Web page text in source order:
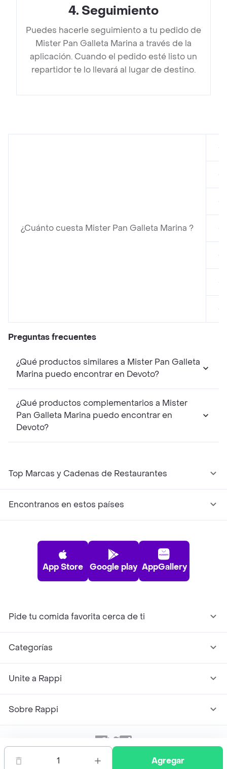
1 Agregar
4. Seguimiento
Puedes hacerle seguimiento a tu pedido de
Mister Pan Galleta Marina a través de la
aplicación. Cuando el pedido esté listo un
repartidor te lo llevará al lugar de destino.
¿Cuánto cuesta Mister Pan Galleta Marina ?
Preguntas frecuentes
¿Qué productos similares a Mister Pan Galleta
Marina puedo encontrar en Devoto?
¿Qué productos complementarios a Mister
Pan Galleta Marina puedo encontrar en
Devoto?
Top Marcas y Cadenas de Restaurantes
Encontranos en estos países
App Store Google play AppGallery
Pide tu comida favorita cerca de ti
Categorías
Unite a Rappi
Sobre Rappi
Facebook
TwitterInstagram
2026 Rappi Inc. All rights reserved.